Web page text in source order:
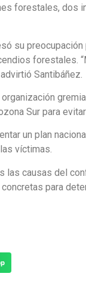
forestales, dos
su
forestales.
Santibáñez.
Sur para
un plan
víctimas.
las causas del
para